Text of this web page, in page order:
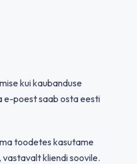
kui kaubanduse
e-poest saab osta eesti
toodetes kasutame
kliendi soovile.